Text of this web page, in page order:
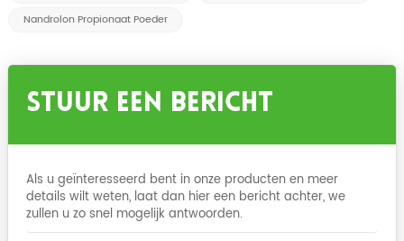
Nandrolon Propionaat Poeder
Stuur Een Bericht
Als u geïnteresseerd bent in onze producten en meer
details wilt weten, laat dan hier een bericht achter, we
zullen u zo snel mogelijk antwoorden.